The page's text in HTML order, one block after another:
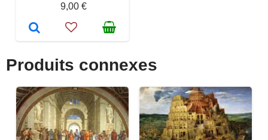
9,00 €
Produits connexes